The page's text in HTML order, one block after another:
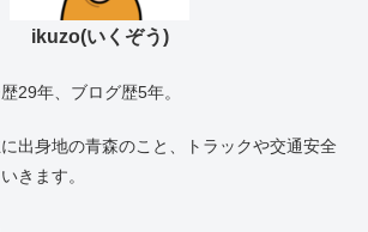
ikuzo(いくぞう)
29年、ブログ歴5年。
出身地の青森のこと、トラックや交通安全
きます。